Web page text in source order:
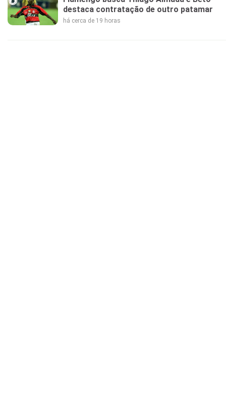
destaca contratação de outro patamar
há cerca de 19 horas